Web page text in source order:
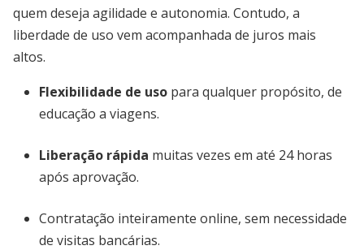
quem deseja agilidade e autonomia. Contudo, a
liberdade de uso vem acompanhada de juros mais
altos.
Flexibilidade de uso para qualquer propósito, de
educação a viagens.
Liberação rápida muitas vezes em até 24 horas
após aprovação.
Contratação inteiramente online, sem necessidade
de visitas bancárias.